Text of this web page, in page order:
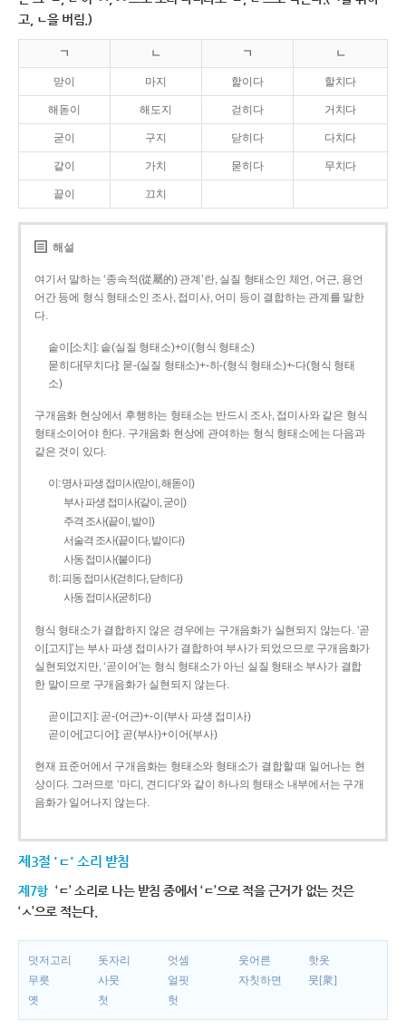
고, ㄴ을 버림.)
ㄱ ㄴ ㄱ ㄴ
맏이 마지 핥이다 할치다
해돋이 해도지 걷히다 거치다
굳이 구지 닫히다 다치다
같이 가치 묻히다 무치다
끝이 끄치
해설
여기서 말하는 ‘종속적(從屬的) 관계’란, 실질 형태소인 체언, 어근, 용언
어간 등에 형식 형태소인 조사, 접미사, 어미 등이 결합하는 관계를 말한
다.
솥이[소치]: 솥(실질 형태소)+이(형식 형태소)
묻히다[무치다]: 묻­-(실질 형태소)+­-히­-(형식 형태소)+-다(형식 형태
소)
구개음화 현상에서 후행하는 형태소는 반드시 조사, 접미사와 같은 형식
형태소이어야 한다. 구개음화 현상에 관여하는 형식 형태소에는 다음과
같은 것이 있다.
이: 명사 파생 접미사(맏이, 해돋이)
부사 파생 접미사(같이, 굳이)
주격 조사(끝이, 밭이)
서술격 조사(끝이다, 밭이다)
사동 접미사(붙이다)
히: 피동 접미사(걷히다, 닫히다)
사동 접미사(굳히다)
형식 형태소가 결합하지 않은 경우에는 구개음화가 실현되지 않는다. ‘곧
이[고지]’는 부사 파생 접미사가 결합하여 부사가 되었으므로 구개음화가
실현되었지만, ‘곧이어’는 형식 형태소가 아닌 실질 형태소 부사가 결합
한 말이므로 구개음화가 실현되지 않는다.
곧이[고지]: 곧-­(어근)+­-이(부사 파생 접미사)
곧이어[고디어]: 곧(부사)+이어(부사)
현재 표준어에서 구개음화는 형태소와 형태소가 결합할 때 일어나는 현
상이다. 그러므로 ‘마디, 견디다’와 같이 하나의 형태소 내부에서는 구개
음화가 일어나지 않는다.
제3절 'ㄷ' 소리 받침
제7항 ‘ㄷ’ 소리로 나는 받침 중에서 ‘ㄷ’으로 적을 근거가 없는 것은
‘ㅅ’으로 적는다.
덧저고리 돗자리 엇셈 웃어른
핫옷
무릇
사뭇 얼핏 자칫하면
뭇[衆]
옛
첫 헛